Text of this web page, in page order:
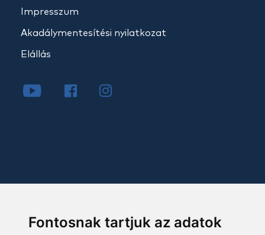
Fontosnak tartjuk az adatok
Impresszum
Akadálymentesítési nyilatkozat
Elállás